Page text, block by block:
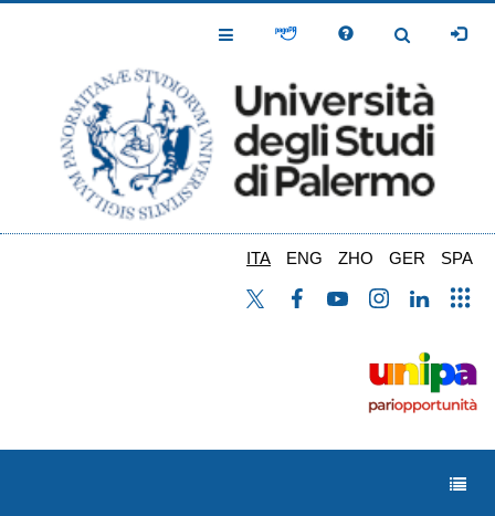
Toggle
Toggle
ITA ENG ZHO GER SPA